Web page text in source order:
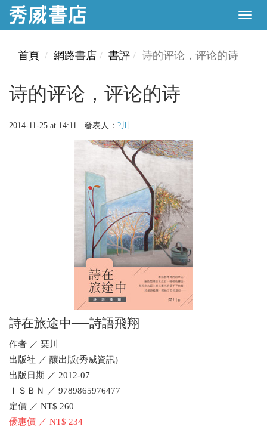
首頁 網路書店 書評 诗的评论，评论的诗
诗的评论，评论的诗
2014-11-25 at 14:11 發表人： ?川
詩在旅途中──詩語飛翔
作者 ／ 琹川
出版社 ／ 釀出版(秀威資訊)
出版日期 ／ 2012-07
ＩＳＢＮ ／ 9789865976477
定價 ／ NT$ 260
優惠價 ／ NT$ 234